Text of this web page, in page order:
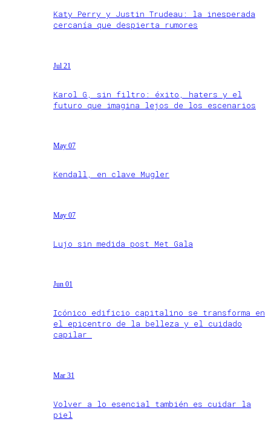
Katy Perry y Justin Trudeau: la inesperada
cercanía que despierta rumores
Jul 21
Karol G, sin filtro: éxito, haters y el
futuro que imagina lejos de los escenarios
May 07
Kendall, en clave Mugler
May 07
Lujo sin medida post Met Gala
Jun 01
Icónico edificio capitalino se transforma en
el epicentro de la belleza y el cuidado
capilar
Mar 31
Volver a lo esencial también es cuidar la
piel